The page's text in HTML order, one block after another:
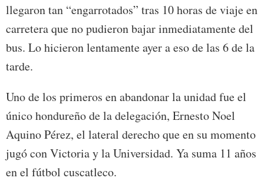
llegaron tan “engarrotados” tras 10 horas de viaje en
carretera que no pudieron bajar inmediatamente del
bus. Lo hicieron lentamente ayer a eso de las 6 de la
tarde.
Uno de los primeros en abandonar la unidad fue el
único hondureño de la delegación, Ernesto Noel
Aquino Pérez, el lateral derecho que en su momento
jugó con Victoria y la Universidad. Ya suma 11 años
en el fútbol cuscatleco.